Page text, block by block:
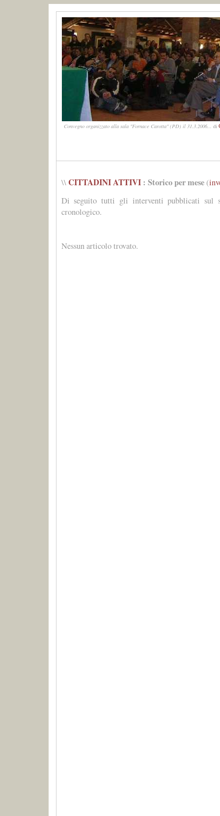
Convegno organizzato alla sala "Fornace Carotta" (PD) il 31.3.2006... di
\\ CITTADINI ATTIVI: Storico per mese(
Di seguito tutti gli interventi pubblicati sul
cronologico.
Nessun articolo trovato.